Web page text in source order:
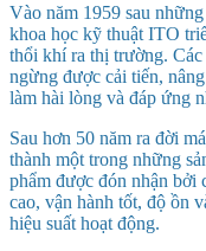
Vào năm 1959 sau
khoa học kỹ thuật ITO
thổi khí ra thị trường.
ngừng được cải tiến,
làm hài lòng và đáp ứng
Sau hơn 50 năm ra đời
thành một trong những
phẩm được đón nhận bởi
cao, vận hành tốt, độ ồn
hiệu suất hoạt động.